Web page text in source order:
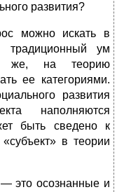
развития?
можно искать в
традиционный ум
же, на теорию
ее категориями.
развития
наполняются
быть сведено к
в теории
— это осознанные и